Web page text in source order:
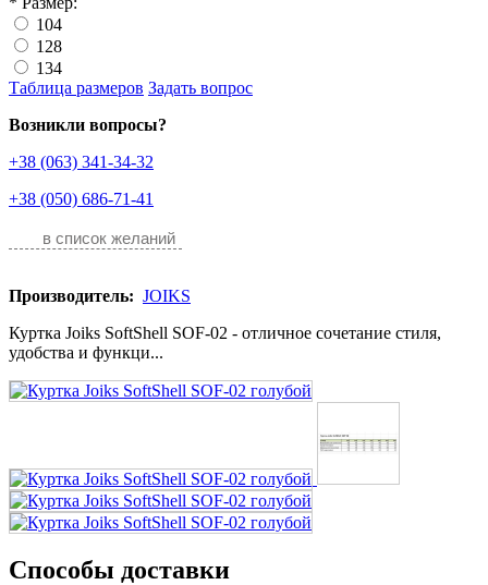
104
128
134
Таблица размеров Задать вопрос
Возникли вопросы?
+38 (063) 341-34-32
+38 (050) 686-71-41
в список желаний
Производитель: JOIKS
Куртка Joiks SoftShell SOF-02 - отличное сочетание стиля,
удобства и функци...
Способы доставки